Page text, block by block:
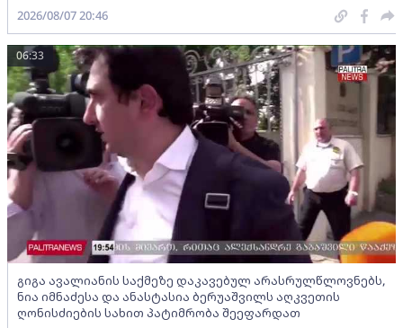
2026/08/07 20:46
გიგა ავალიანის საქმეზე დაკავებულ არასრულწლოვნებს,
ნია იმნაძესა და ანასტასია ბერუაშვილს აღკვეთის
ღონისძიების სახით პატიმრობა შეეფარდათ
06:33